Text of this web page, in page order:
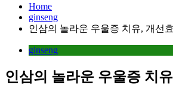
Home
ginseng
인삼의 놀라운 우울증 치유, 개선
ginseng
인삼의 놀라운 우울증 치